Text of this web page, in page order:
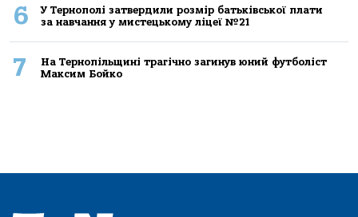
6
У Тернополі затвердили розмір батьківської плати
за навчання у мистецькому ліцеї №21
7
На Тернопільщині трагічно загинув юний футболіст
Максим Бойко